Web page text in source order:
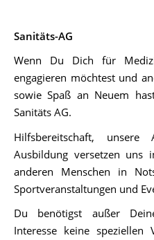
Sanitäts-AG
Wenn Du Dich für
engagieren möchtest und
sowie Spaß an Neuem
Sanitäts AG.
Hilfsbereitschaft,
Ausbildung versetzen uns
anderen Menschen in
Sportveranstaltungen und
Du benötigst außer
Interesse keine speziellen